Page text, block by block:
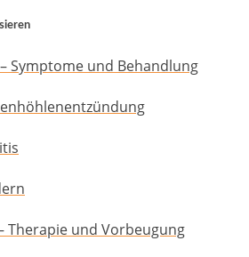
Symptome und Behandlung
Therapie und Vorbeugung